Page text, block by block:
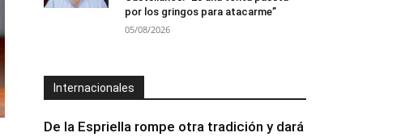
por los gringos para atacarme”
05/08/2026
Internacionales
De la Espriella rompe otra tradición y dará